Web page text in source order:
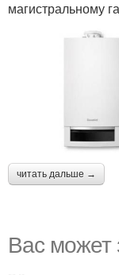
магистральному
читать дальше →
Вас может